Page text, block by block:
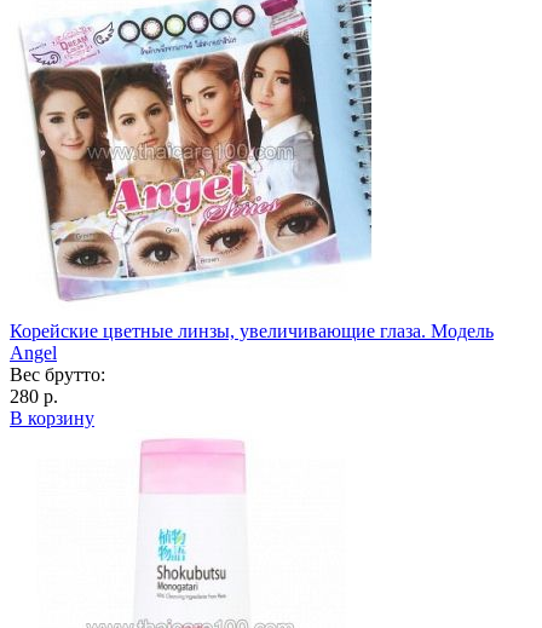
Корейские цветные линзы, увеличивающие глаза. Модель
Angel
Вес брутто:
280 р.
В корзину